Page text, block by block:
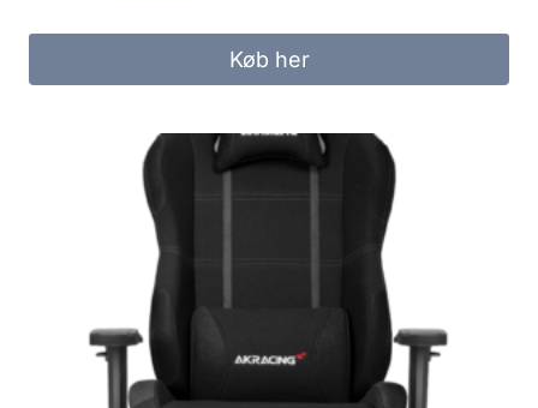
249.00 kr..
Køb her